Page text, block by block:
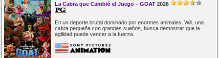
La Cabra que Cambió el Juego – GOAT 2026
En un deporte brutal dominado por enormes animales, Will, una
cabra pequeña con grandes sueños, busca demostrar que la
agilidad puede vencer a la fuerza.